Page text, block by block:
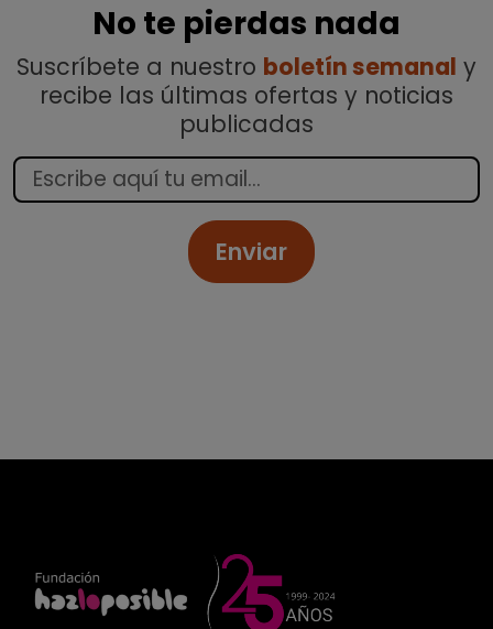
No te pierdas nada
Suscríbete a nuestro boletín semanal y
recibe las últimas ofertas y noticias
publicadas
Enviar